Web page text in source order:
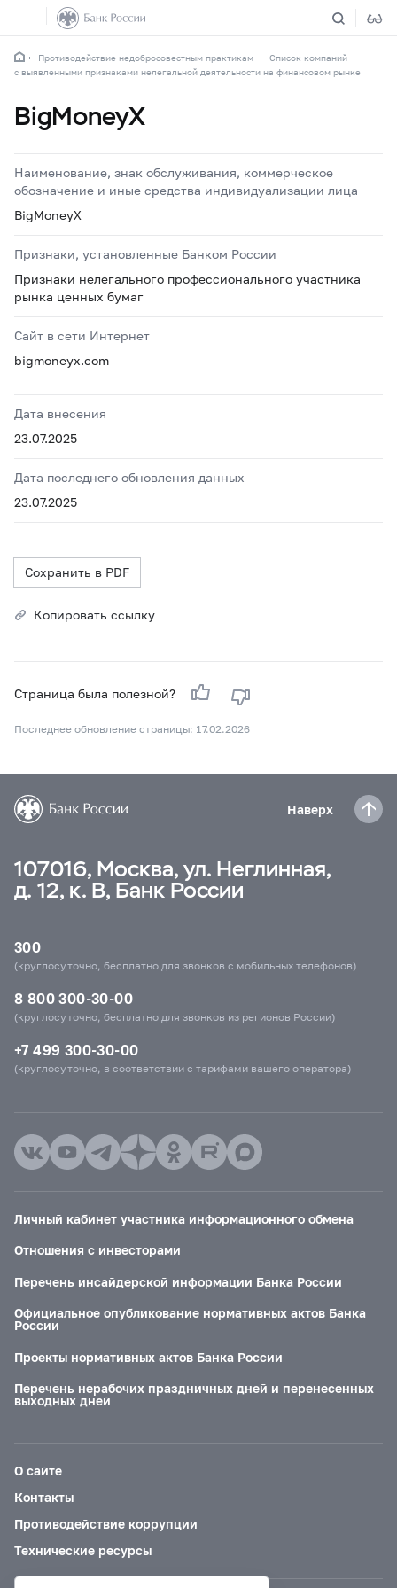
Противодействие недобросовестным практикам
Список компаний
с выявленными признаками нелегальной деятельности на финансовом рынке
BigMoneyX
Наименование, знак обслуживания, коммерческое
обозначение и иные средства индивидуализации лица
BigMoneyX
Признаки, установленные Банком России
Признаки нелегального профессионального участника
рынка ценных бумаг
Сайт в сети Интернет
bigmoneyx.com
Дата внесения
23.07.2025
Дата последнего обновления данных
23.07.2025
Сохранить в PDF
Копировать ссылку
Страница была полезной?
Последнее обновление страницы: 17.02.2026
Наверх
107016, Москва, ул. Неглинная,
д. 12, к. В, Банк России
300
(круглосуточно, бесплатно для звонков с мобильных телефонов)
8 800 300-30-00
(круглосуточно, бесплатно для звонков из регионов России)
+7 499 300-30-00
(круглосуточно, в соответствии с тарифами вашего оператора)
Личный кабинет участника информационного обмена
Отношения с инвесторами
Перечень инсайдерской информации Банка России
Официальное опубликование нормативных актов Банка
России
Проекты нормативных актов Банка России
Перечень нерабочих праздничных дней и перенесенных
выходных дней
О сайте
Контакты
Противодействие коррупции
Технические ресурсы